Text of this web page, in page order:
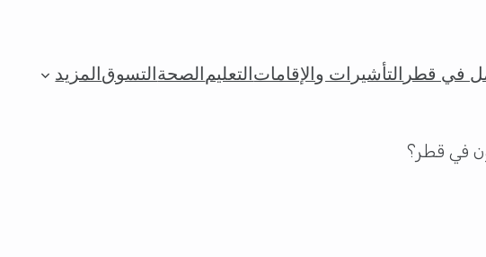
في قطر التأشيرات والإقامات التعليم الصحة التسوق المزيد